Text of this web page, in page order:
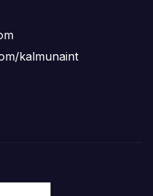
kalmunaint